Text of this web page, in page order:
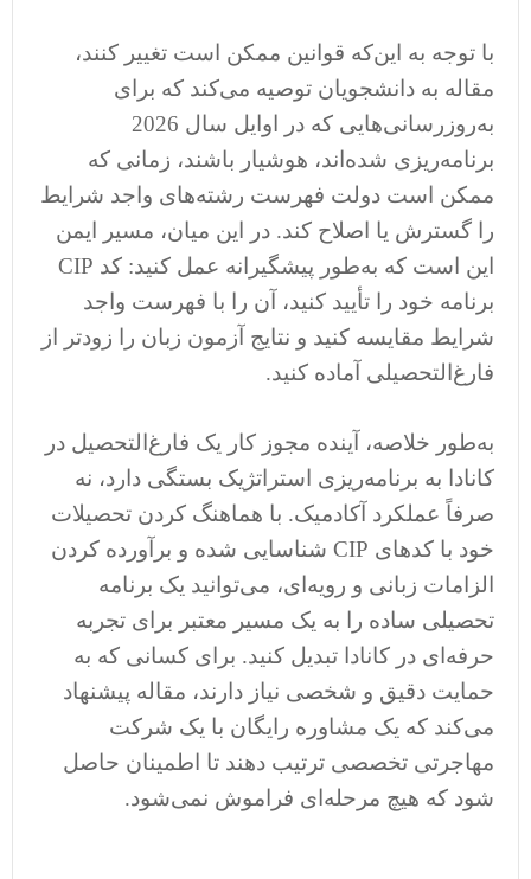
با توجه به این‌که قوانین ممکن است تغییر کنند،
مقاله به دانشجویان توصیه می‌کند که برای
به‌روزرسانی‌هایی که در اوایل سال 2026
برنامه‌ریزی شده‌اند، هوشیار باشند، زمانی که
ممکن است دولت فهرست رشته‌های واجد شرایط
را گسترش یا اصلاح کند. در این میان، مسیر ایمن
این است که به‌طور پیشگیرانه عمل کنید: کد CIP
برنامه خود را تأیید کنید، آن را با فهرست واجد
شرایط مقایسه کنید و نتایج آزمون زبان را زودتر از
فارغ‌التحصیلی آماده کنید.
به‌طور خلاصه، آینده مجوز کار یک فارغ‌التحصیل در
کانادا به برنامه‌ریزی استراتژیک بستگی دارد، نه
صرفاً عملکرد آکادمیک. با هماهنگ کردن تحصیلات
خود با کدهای CIP شناسایی شده و برآورده کردن
الزامات زبانی و رویه‌ای، می‌توانید یک برنامه
تحصیلی ساده را به یک مسیر معتبر برای تجربه
حرفه‌ای در کانادا تبدیل کنید. برای کسانی که به
حمایت دقیق و شخصی نیاز دارند، مقاله پیشنهاد
می‌کند که یک مشاوره رایگان با یک شرکت
مهاجرتی تخصصی ترتیب دهند تا اطمینان حاصل
شود که هیچ مرحله‌ای فراموش نمی‌شود.